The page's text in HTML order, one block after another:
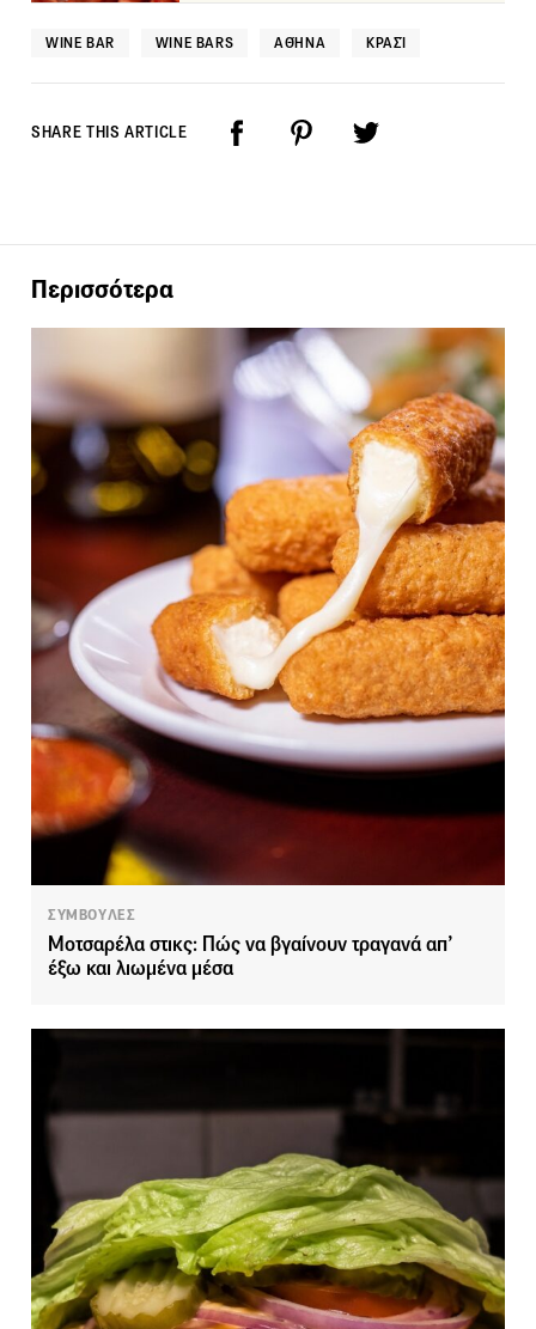
WINE BAR WINE BARS ΑΘΉΝΑ ΚΡΑΣΊ
SHARE THIS ARTICLE
Περισσότερα
ΣΥΜΒΟΥΛΕΣ
Μοτσαρέλα στικς: Πώς να βγαίνουν τραγανά απ’
έξω και λιωμένα μέσα